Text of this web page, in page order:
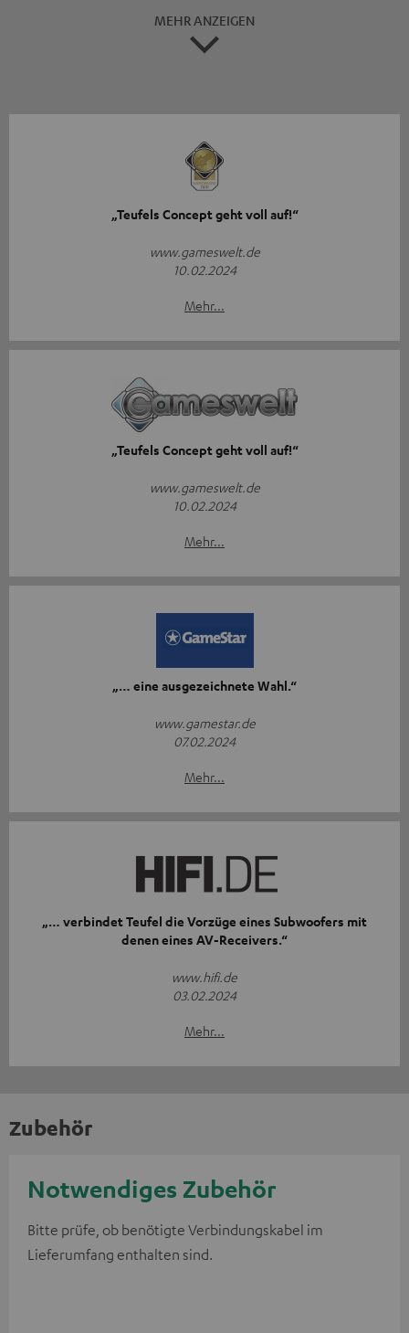
MEHR ANZEIGEN
„Teufels Concept geht voll auf!“
www.gameswelt.de
10.02.2024
Mehr...
„Teufels Concept geht voll auf!“
www.gameswelt.de
10.02.2024
Mehr...
„… eine ausgezeichnete Wahl.“
www.gamestar.de
07.02.2024
Mehr...
„… verbindet Teufel die Vorzüge eines Subwoofers mit
denen eines AV-Receivers.“
www.hifi.de
03.02.2024
Mehr...
Zubehör
Notwendiges Zubehör
Bitte prüfe, ob benötigte Verbindungskabel im
Lieferumfang enthalten sind.